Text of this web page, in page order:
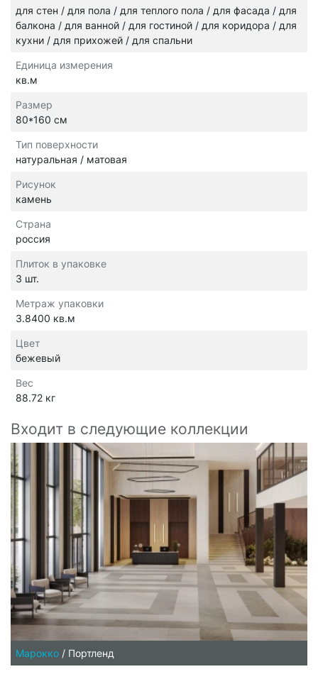
для стен / для пола / для теплого пола / для фасада / для
балкона / для ванной / для гостиной / для коридора / для
кухни / для прихожей / для спальни
Единица измерения
кв.м
Размер
80*160 см
Тип поверхности
натуральная / матовая
Рисунок
камень
Страна
россия
Плиток в упаковке
3 шт.
Метраж упаковки
3.8400 кв.м
Цвет
бежевый
Вес
88.72 кг
Входит в следующие коллекции
Марокко / Портленд